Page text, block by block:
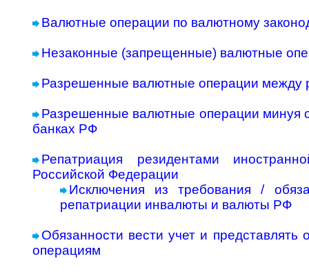
Валютные операции по валютному
Незаконные (запрещенные) валютные
Разрешенные валютные операции между
Разрешенные валютные операции минуя
банках РФ
Репатриация резидентами
Российской Федерации
Исключения из требования /
репатриации инвалюты и валюты РФ
Обязанности вести учет и представлять
операциям